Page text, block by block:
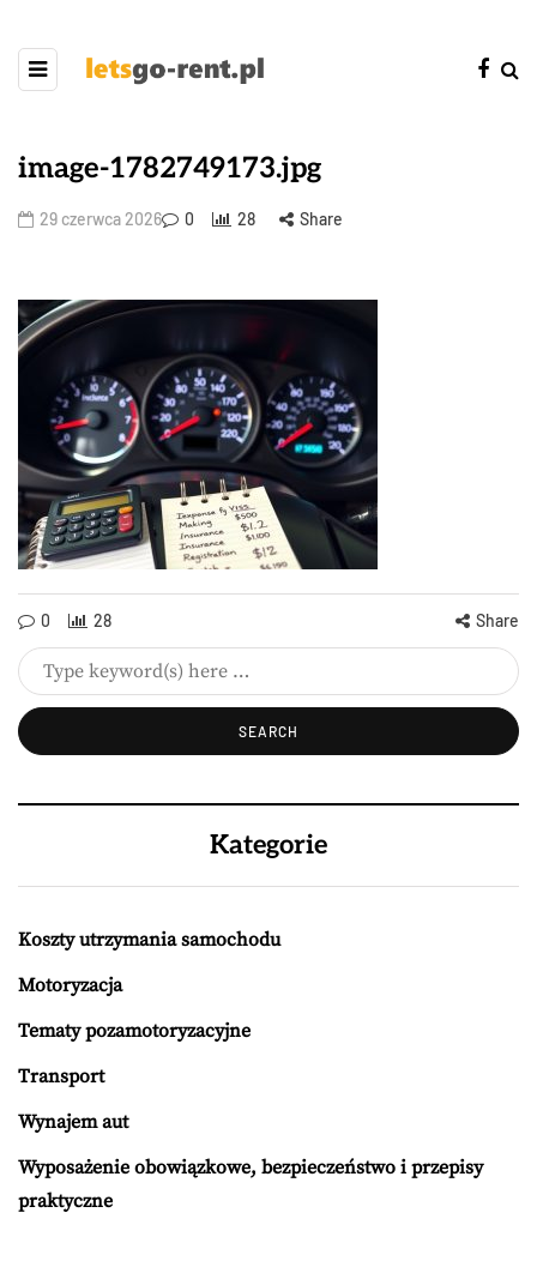
image-1782749173.jpg
29 czerwca 2026 0 28 Share
0 28 Share
Kategorie
Koszty utrzymania samochodu
Motoryzacja
Tematy pozamotoryzacyjne
Transport
Wynajem aut
Wyposażenie obowiązkowe, bezpieczeństwo i przepisy
praktyczne